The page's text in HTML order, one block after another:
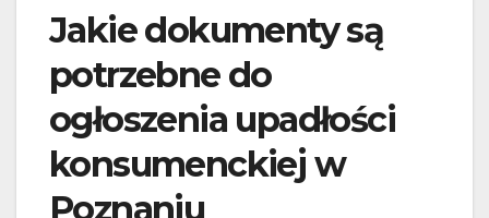
Jakie dokumenty są
potrzebne do
ogłoszenia upadłości
konsumenckiej w
Poznaniu